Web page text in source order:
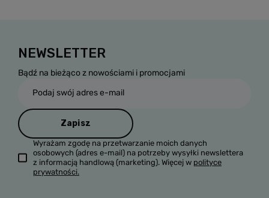
NEWSLETTER
Bądź na bieżąco z nowościami i promocjami
Podaj swój adres e-mail
Zapisz
Wyrażam zgodę na przetwarzanie moich danych
osobowych (adres e-mail) na potrzeby wysyłki newslettera
z informacją handlową (marketing). Więcej w polityce
prywatności.